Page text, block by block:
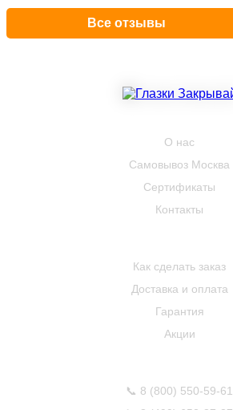
Все отзывы
О нас
Самовывоз Москва
Сертификаты
Контакты
Как сделать заказ
Доставка и оплата
Гарантия
Акции
📞 8 (800) 550-59-61